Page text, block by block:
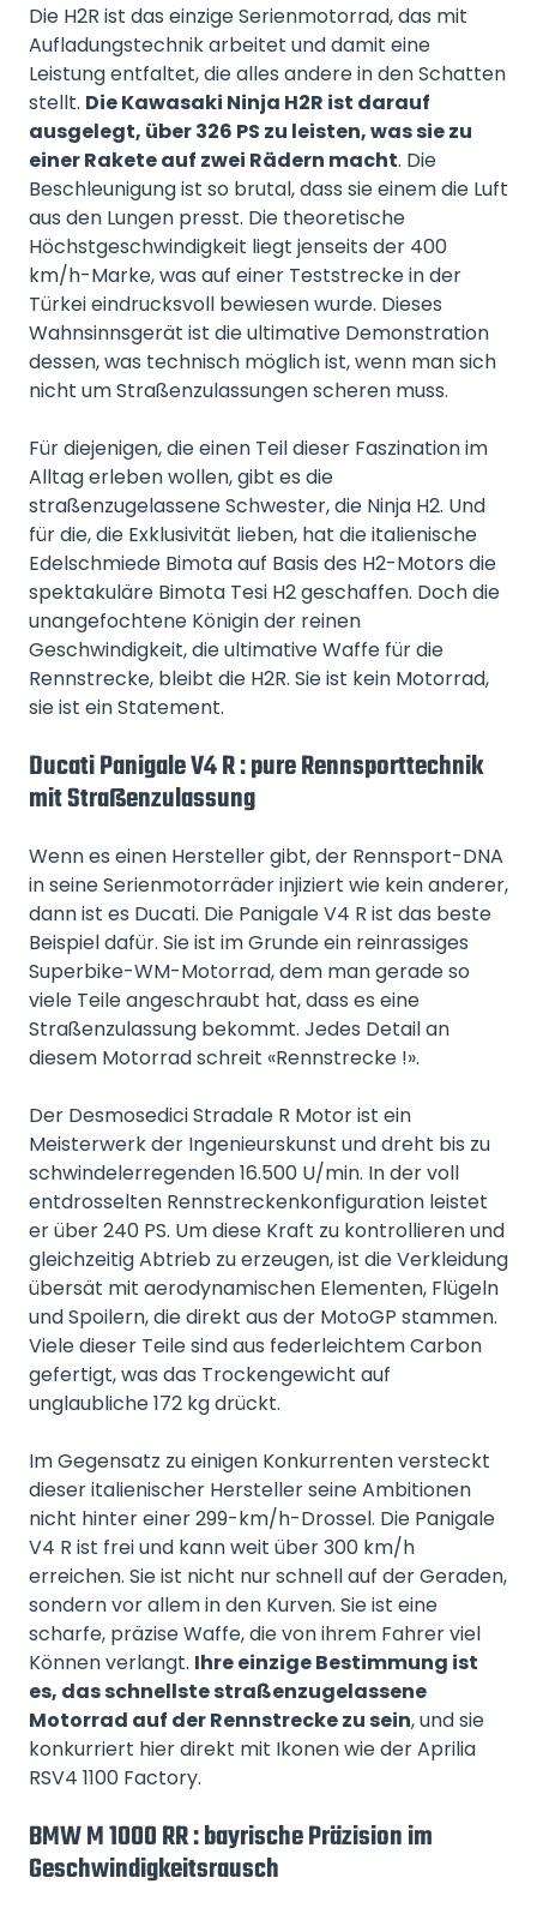
Die H2R ist das einzige Serienmotorrad, das mit
Aufladungstechnik arbeitet und damit eine
Leistung entfaltet, die alles andere in den Schatten
stellt. Die Kawasaki Ninja H2R ist darauf
ausgelegt, über 326 PS zu leisten, was sie zu
einer Rakete auf zwei Rädern macht. Die
Beschleunigung ist so brutal, dass sie einem die Luft
aus den Lungen presst. Die theoretische
Höchstgeschwindigkeit liegt jenseits der 400
km/h-Marke, was auf einer Teststrecke in der
Türkei eindrucksvoll bewiesen wurde. Dieses
Wahnsinnsgerät ist die ultimative Demonstration
dessen, was technisch möglich ist, wenn man sich
nicht um Straßenzulassungen scheren muss.
Für diejenigen, die einen Teil dieser Faszination im
Alltag erleben wollen, gibt es die
straßenzugelassene Schwester, die Ninja H2. Und
für die, die Exklusivität lieben, hat die italienische
Edelschmiede Bimota auf Basis des H2-Motors die
spektakuläre Bimota Tesi H2 geschaffen. Doch die
unangefochtene Königin der reinen
Geschwindigkeit, die ultimative Waffe für die
Rennstrecke, bleibt die H2R. Sie ist kein Motorrad,
sie ist ein Statement.
Ducati Panigale V4 R : pure Rennsporttechnik
mit Straßenzulassung
Wenn es einen Hersteller gibt, der Rennsport-DNA
in seine Serienmotorräder injiziert wie kein anderer,
dann ist es Ducati. Die Panigale V4 R ist das beste
Beispiel dafür. Sie ist im Grunde ein reinrassiges
Superbike-WM-Motorrad, dem man gerade so
viele Teile angeschraubt hat, dass es eine
Straßenzulassung bekommt. Jedes Detail an
diesem Motorrad schreit «Rennstrecke !».
Der Desmosedici Stradale R Motor ist ein
Meisterwerk der Ingenieurskunst und dreht bis zu
schwindelerregenden 16.500 U/min. In der voll
entdrosselten Rennstreckenkonfiguration leistet
er über 240 PS. Um diese Kraft zu kontrollieren und
gleichzeitig Abtrieb zu erzeugen, ist die Verkleidung
übersät mit aerodynamischen Elementen, Flügeln
und Spoilern, die direkt aus der MotoGP stammen.
Viele dieser Teile sind aus federleichtem Carbon
gefertigt, was das Trockengewicht auf
unglaubliche 172 kg drückt.
Im Gegensatz zu einigen Konkurrenten versteckt
dieser italienischer Hersteller seine Ambitionen
nicht hinter einer 299-km/h-Drossel. Die Panigale
V4 R ist frei und kann weit über 300 km/h
erreichen. Sie ist nicht nur schnell auf der Geraden,
sondern vor allem in den Kurven. Sie ist eine
scharfe, präzise Waffe, die von ihrem Fahrer viel
Können verlangt. Ihre einzige Bestimmung ist
es, das schnellste straßenzugelassene
Motorrad auf der Rennstrecke zu sein, und sie
konkurriert hier direkt mit Ikonen wie der Aprilia
RSV4 1100 Factory.
BMW M 1000 RR : bayrische Präzision im
Geschwindigkeitsrausch